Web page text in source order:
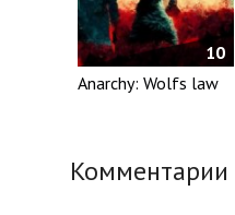
10
Anarchy: Wolfs law
Комментарии